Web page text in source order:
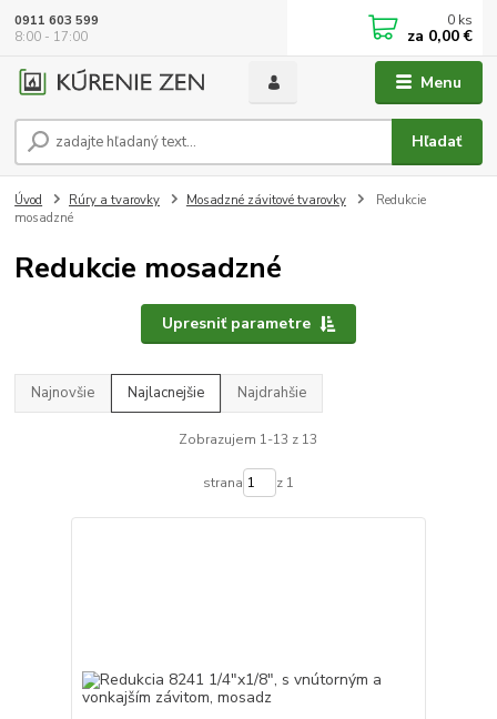
Menu
Hľadať
0911 603 599
8:00 - 17:00
0 ks
za 0,00 €
Úvod Rúry a tvarovky Mosadzné závitové tvarovky
Redukcie
mosadzné
Redukcie mosadzné
Upresniť parametre
Najnovšie Najlacnejšie Najdrahšie
Zobrazujem 1-13 z 13
strana z 1